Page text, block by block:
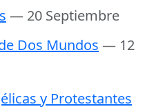
— 20 Septiembre
Dos Mundos — 12
y Protestantes